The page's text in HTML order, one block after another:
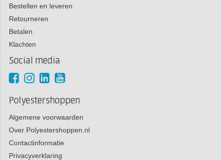
Bestellen en leveren
Retourneren
Betalen
Klachten
Social media
Polyestershoppen
Algemene voorwaarden
Over Polyestershoppen.nl
Contactinformatie
Privacyverklaring